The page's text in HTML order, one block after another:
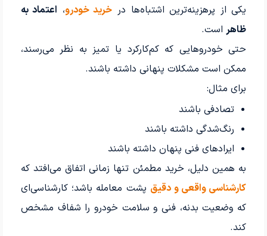
یکی از پرهزینه‌ترین اشتباه‌ها در خرید خودرو، اعتماد به
ظاهراست.
حتی خودروهایی که کم‌کارکرد یا تمیز به نظر می‌رسند،
ممکن است مشکلات پنهانی داشته باشند.
برای مثال:
تصادفی باشند
رنگ‌شدگی داشته باشند
ایرادهای فنی پنهان داشته باشند
به همین دلیل، خرید مطمئن تنها زمانی اتفاق می‌افتد که
کارشناسی واقعی و دقیق پشت معامله باشد؛ کارشناسی‌ای
که وضعیت بدنه، فنی و سلامت خودرو را شفاف مشخص
کند.